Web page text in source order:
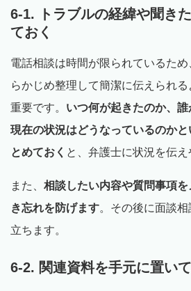
6-1. トラブルの経緯や聞き
ておく
電話相談は時間が限られているた
らかじめ整理して簡潔に伝えられ
重要です。 いつ何が起きたのか、誰
現在の状況はどうなっているのか
とめておく と、弁護士に状況を伝え
また、 相談したい内容や質問事項
き忘れを防げます。その後に面談
立ちます。
6-2. 関連資料を手元に置い